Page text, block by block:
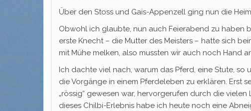
Über den Stoss und Gais-Appenzell ging nun die
Obwohl ich glaubte, nun auch Feierabend zu haben
erste Knecht – die Mutter des Meisters – hatte sich
mit Mühe melken, also mussten wir auch noch Hand
Ich dachte viel nach, warum das Pferd, eine Stute,
die Vorgänge in einem Pferdeleben zu erklären. Erst
„rössig“ gewesen war, hervorgerufen durch die
dieses Chilbi-Erlebnis habe ich heute noch eine